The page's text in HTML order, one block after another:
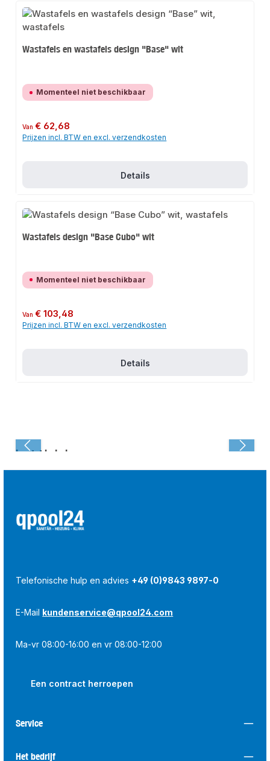
Wastafels en wastafels design "Base" wit
Momenteel niet beschikbaar
Normale prijs:
Van€ 62,68
Prijzen incl. BTW en excl. verzendkosten
Details
Wastafels design "Base Cubo" wit
Momenteel niet beschikbaar
Normale prijs:
Van€ 103,48
Prijzen incl. BTW en excl. verzendkosten
Details
Laatst bekeken:
Telefonische hulp en advies +49 (0)9843 9897-0
E-Mail kundenservice@qpool24.com
Ma-vr 08:00-16:00 en vr 08:00-12:00
Een contract herroepen
Service
Het bedrijf